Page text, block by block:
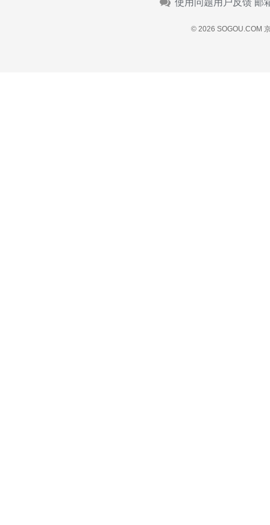
使用问题用户反馈 邮
© 2026 SOGOU.COM